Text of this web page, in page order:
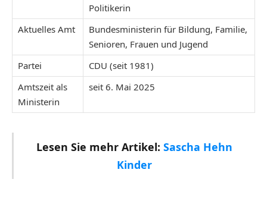
Politikerin
Aktuelles Amt
Bundesministerin für Bildung, Familie,
Senioren, Frauen und Jugend
Partei
CDU (seit 1981)
Amtszeit als
Ministerin
seit 6. Mai 2025
Lesen Sie mehr Artikel: Sascha Hehn
Kinder